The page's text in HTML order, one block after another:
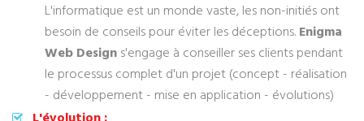
L'informatique est un monde vaste, les non-initiés ont
besoin de conseils pour éviter les déceptions.Enigma
Web Designs'engage à conseiller ses clients pendant
le processus complet d'un projet (concept - réalisation
- développement - mise en application - évolutions)